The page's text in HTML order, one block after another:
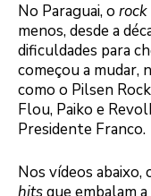
No Paraguai, o rock
menos, desde a
dificuldades para
começou a mudar,
como o Pilsen
Flou, Paiko e
Presidente Franco.
Nos vídeos